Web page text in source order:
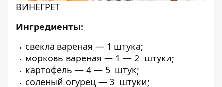
ВИНЕГРЕТ
Ингредиенты:
свекла вареная — 1 штука;
морковь вареная — 1 — 2 штуки;
картофель — 4 — 5 штук;
соленый огурец — 3 штуки;